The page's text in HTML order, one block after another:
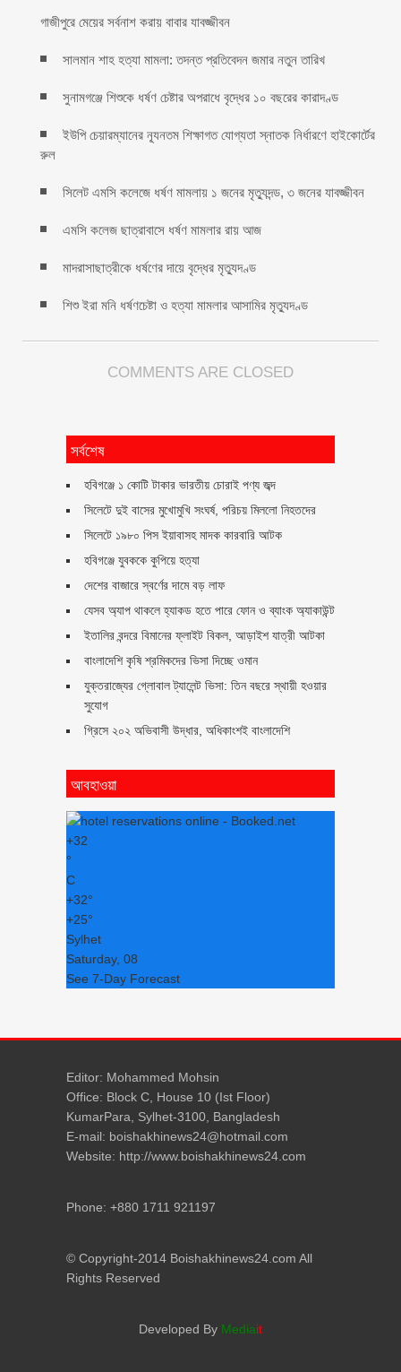
গাজীপুরে মেয়ের সর্বনাশ করায় বাবার যাবজ্জীবন
সালমান শাহ হত্যা মামলা: তদন্ত প্রতিবেদন জমার নতুন তারিখ
সুনামগঞ্জে শিশুকে ধর্ষণ চেষ্টার অপরাধে বৃদ্ধের ১০ বছরের কারাদণ্ড
ইউপি চেয়ারম্যানের ন্যূনতম শিক্ষাগত যোগ্যতা স্নাতক নির্ধারণে হাইকোর্টের
রুল
সিলেট এমসি কলেজে ধর্ষণ মামলায় ১ জনের মৃত্যুদন্ড, ৩ জনের যাবজ্জীবন
এমসি কলেজ ছাত্রাবাসে ধর্ষণ মামলার রায় আজ
মাদরাসাছাত্রীকে ধর্ষণের দায়ে বৃদ্ধের মৃত্যুদণ্ড
শিশু ইরা মনি ধর্ষণচেষ্টা ও হত্যা মামলার আসামির মৃত্যুদণ্ড
COMMENTS ARE CLOSED
সর্বশেষ
হবিগঞ্জে ১ কোটি টাকার ভারতীয় চোরাই পণ্য জব্দ
সিলেটে দুই বাসের মুখোমুখি সংঘর্ষ, পরিচয় মিললো নিহতদের
সিলেটে ১৯৮০ পিস ইয়াবাসহ মাদক কারবারি আটক
হবিগঞ্জে যুবককে কুপিয়ে হত্যা
দেশের বাজারে স্বর্ণের দামে বড় লাফ
যেসব অ্যাপ থাকলে হ্যাকড হতে পারে ফোন ও ব্যাংক অ্যাকাউন্ট
ইতালির বন্দরে বিমানের ফ্লাইট বিকল, আড়াইশ যাত্রী আটকা
বাংলাদেশি কৃষি শ্রমিকদের ভিসা দিচ্ছে ওমান
যুক্তরাজ্যের গ্লোবাল ট্যালেন্ট ভিসা: তিন বছরে স্থায়ী হওয়ার
সুযোগ
গ্রিসে ২০২ অভিবাসী উদ্ধার, অধিকাংশই বাংলাদেশি
আবহাওয়া
+32
°
C
+32°
+25°
Sylhet
Saturday, 08
See 7-Day Forecast
Editor: Mohammed Mohsin
Office: Block C, House 10 (Ist Floor)
KumarPara, Sylhet-3100, Bangladesh
E-mail: boishakhinews24@hotmail.com
Website: http://www.boishakhinews24.com
Phone: +880 1711 921197
© Copyright-2014 Boishakhinews24.com All
Rights Reserved
Developed By Mediait